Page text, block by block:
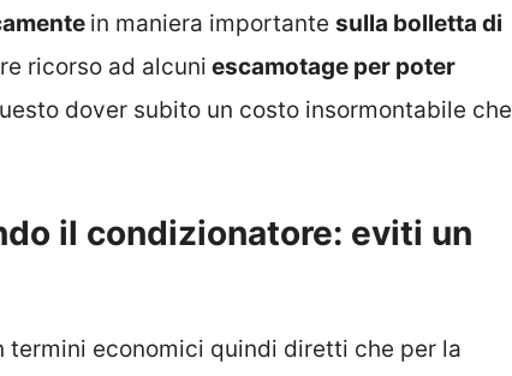
in maniera importante sulla bolletta di
ricorso ad alcuni escamotage per poter
dover subito un costo insormontabile che
il condizionatore: eviti un
termini economici quindi diretti che per la